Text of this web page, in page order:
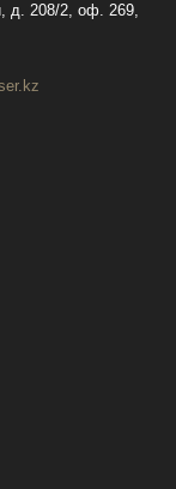
д. 208/2, оф. 269,